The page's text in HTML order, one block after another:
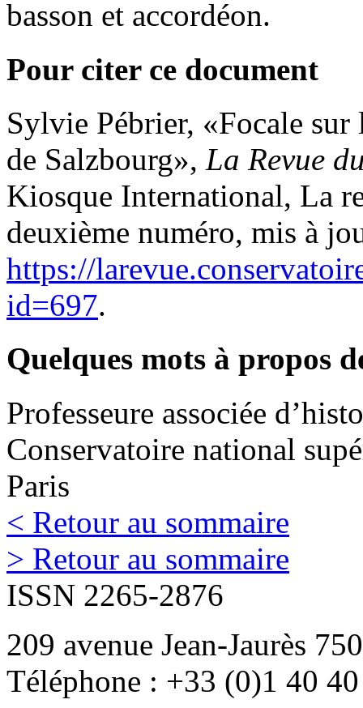
basson et accordéon.
Pour citer ce document
Sylvie Pébrier, «Focale
de Salzbourg», La Revue
Kiosque International, La
deuxième numéro, mis à
https://
id=697.
Quelques mots à propos
Professeure associée
Conservatoire national
Paris
< Retour au sommaire
> Retour au sommaire
ISSN 2265-2876
209 avenue Jean-Jaurès
Téléphone : +33 (0)1 40